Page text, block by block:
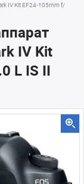
IV Kit EF24-105mm f/
IV Kit
L IS II